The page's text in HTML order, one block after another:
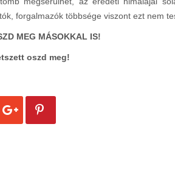
forgalmazók többsége viszont ezt nem
MEG MÁSOKKAL IS!
oszd meg!